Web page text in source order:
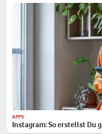
APPS
Instagram: So erstellst Du